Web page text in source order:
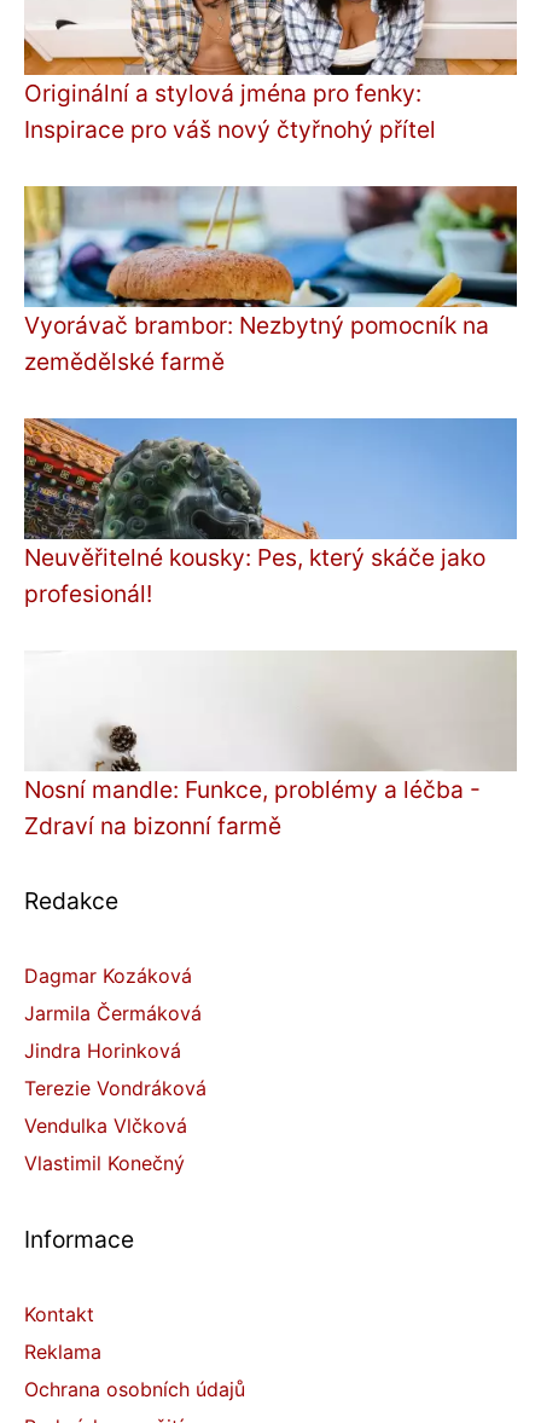
Originální a stylová jména pro fenky:
Inspirace pro váš nový čtyřnohý přítel
Vyorávač brambor: Nezbytný pomocník na
zemědělské farmě
Neuvěřitelné kousky: Pes, který skáče jako
profesionál!
Nosní mandle: Funkce, problémy a léčba -
Zdraví na bizonní farmě
Redakce
Dagmar Kozáková
Jarmila Čermáková
Jindra Horinková
Terezie Vondráková
Vendulka Vlčková
Vlastimil Konečný
Informace
Kontakt
Reklama
Ochrana osobních údajů